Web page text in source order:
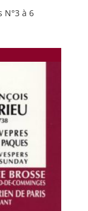
N°3 à 6